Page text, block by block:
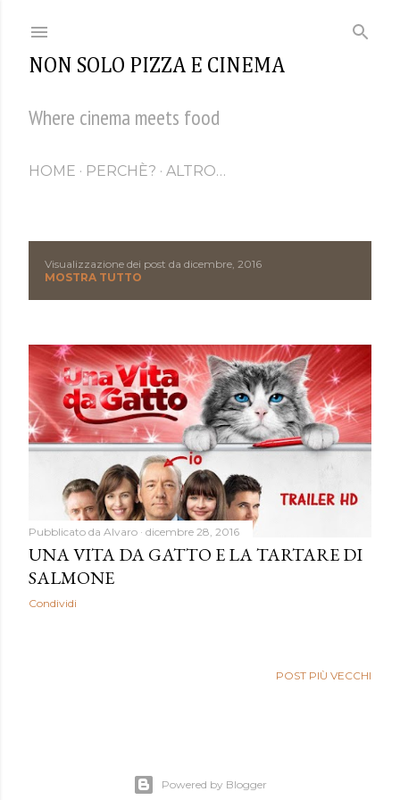
NON SOLO PIZZA E CINEMA
Where cinema meets food
HOME PERCHÈ? ALTRO…
s
t
Visualizzazione dei post da dicembre, 2016
MOSTRA TUTTO
Pubblicato da Alvaro dicembre 28, 2016
UNA VITA DA GATTO E LA TARTARE DI
SALMONE
Condividi
POST PIÙ VECCHI
Powered by Blogger